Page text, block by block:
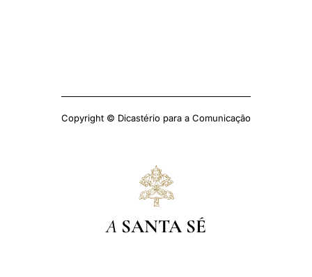
Copyright © Dicastério para a Comunicação
A SANTA SÉ